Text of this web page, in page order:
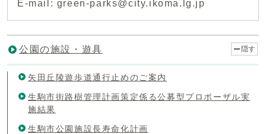
E-mail: green-parks@city.ikoma.lg.jp
公園の施設・遊具 隠す
矢田丘陵遊歩道通行止めのご案内
生駒市街路樹管理計画策定係る公募型プロポーザル実
施結果
生駒市公園施設長寿命化計画